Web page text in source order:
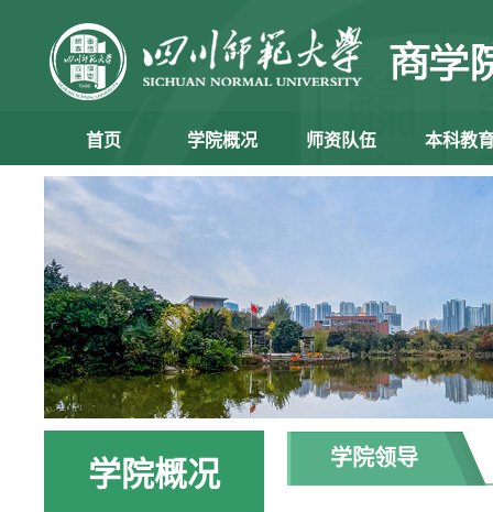
首页 学院概况 师资队伍 本科教
学院概况 学院领导